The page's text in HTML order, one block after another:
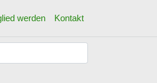
werden Kontakt